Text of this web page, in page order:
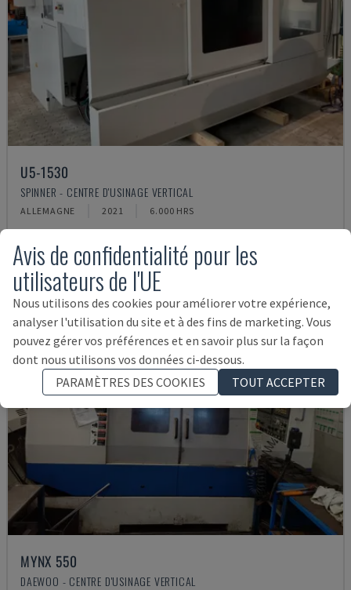
U5-1530
SPINNER - CENTRE D'USINAGE VERTICAL
ALLEMAGNE 2021 6.000 HRS
145.000 €
MYNX 550
DAEWOO - CENTRE D'USINAGE VERTICAL
Avis de confidentialité pour les
utilisateurs de l'UE
Nous utilisons des cookies pour améliorer votre expérience,
analyser l'utilisation du site et à des fins de marketing. Vous
pouvez gérer vos préférences et en savoir plus sur la façon
dont nous utilisons vos données ci-dessous.
PARAMÈTRES DES COOKIES
TOUT ACCEPTER